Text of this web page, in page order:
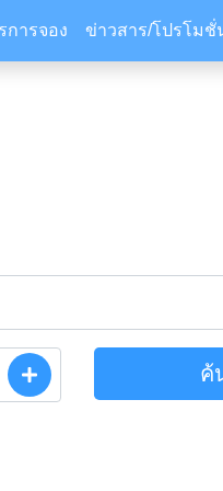
การจอง ข่าวสาร/โปรโมชั่
ค้